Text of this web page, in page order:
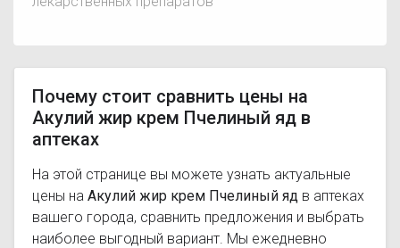
Почему стоит сравнить цены на
Акулий жир крем Пчелиный яд в
аптеках
На этой странице вы можете узнать актуальные
цены на Акулий жир крем Пчелиный яд в аптеках
вашего города, сравнить предложения и выбрать
наиболее выгодный вариант. Мы ежедневно